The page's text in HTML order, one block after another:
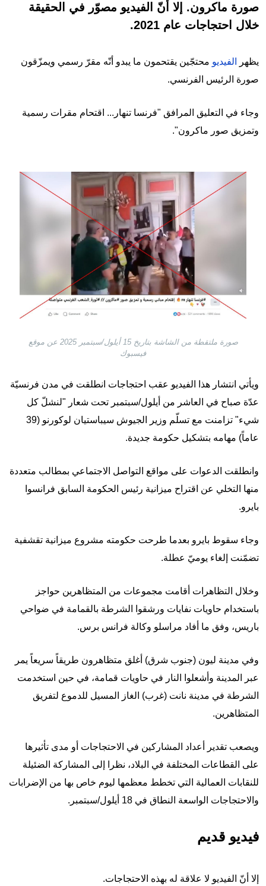
صورة ماكرون. إلا أنّ الفيديو مصوّر في الحقيقة
خلال احتجاجات عام 2021.
يظهر الفيديو محتجّين يقتحمون ما يبدو أنّه مقرّ رسمي ويمزّقون
صورة الرئيس الفرنسي.
وجاء في التعليق المرافق "فرنسا تنهار... اقتحام مقرات رسمية
وتمزيق صور ماكرون".
Image
صورة ملتقطة من الشاشة بتاريخ 15 أيلول/سبتمبر 2025 عن موقع
فيسبوك
ويأتي انتشار هذا الفيديو عقب احتجاجات انطلقت في مدن فرنسيّة
عدّة صباح في العاشر من أيلول/سبتمبر تحت شعار "لنشلّ كل
شيء" تزامنت مع تسلّم وزير الجيوش سيباستيان لوكورنو (39
عاماً) مهامه بتشكيل حكومة جديدة.
وانطلقت الدعوات على مواقع التواصل الاجتماعي بمطالب متعددة
منها التخلي عن اقتراح ميزانية رئيس الحكومة السابق فرانسوا
بايرو.
وجاء سقوط بايرو بعدما طرحت حكومته مشروع ميزانية تقشفية
تضمّنت إلغاء يوميّ عطلة.
وخلال التظاهرات أقامت مجموعات من المتظاهرين حواجز
باستخدام حاويات نفايات ورشقوا الشرطة بالقمامة في ضواحي
باريس، وفق ما أفاد مراسلو وكالة فرانس برس.
وفي مدينة ليون (جنوب شرق) أغلق متظاهرون طريقاً سريعاً يمر
عبر المدينة وأشعلوا النار في حاويات قمامة، في حين استخدمت
الشرطة في مدينة نانت (غرب) الغاز المسيل للدموع لتفريق
المتظاهرين.
ويصعب تقدير أعداد المشاركين في الاحتجاجات أو مدى تأثيرها
على القطاعات المختلفة في البلاد، نظرا إلى المشاركة الضئيلة
للنقابات العمالية التي تخطط معظمها ليوم خاص بها من الإضرابات
والاحتجاجات الواسعة النطاق في 18 أيلول/سبتمبر.
فيديو قديم
إلا أنّ الفيديو لا علاقة له بهذه الاحتجاجات.